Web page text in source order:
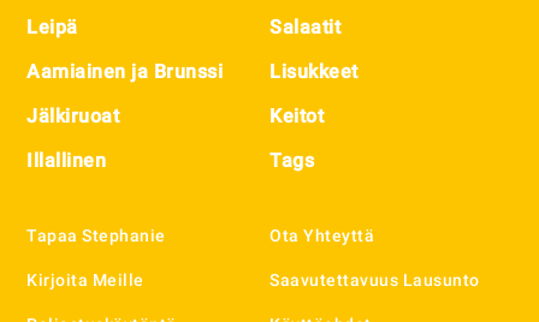
Leipä
Aamiainen ja Brunssi
Jälkiruoat
Illallinen
Salaatit
Lisukkeet
Keitot
Tags
Tapaa Stephanie
Kirjoita Meille
Ota Yhteyttä
Saavutettavuus Lausunto